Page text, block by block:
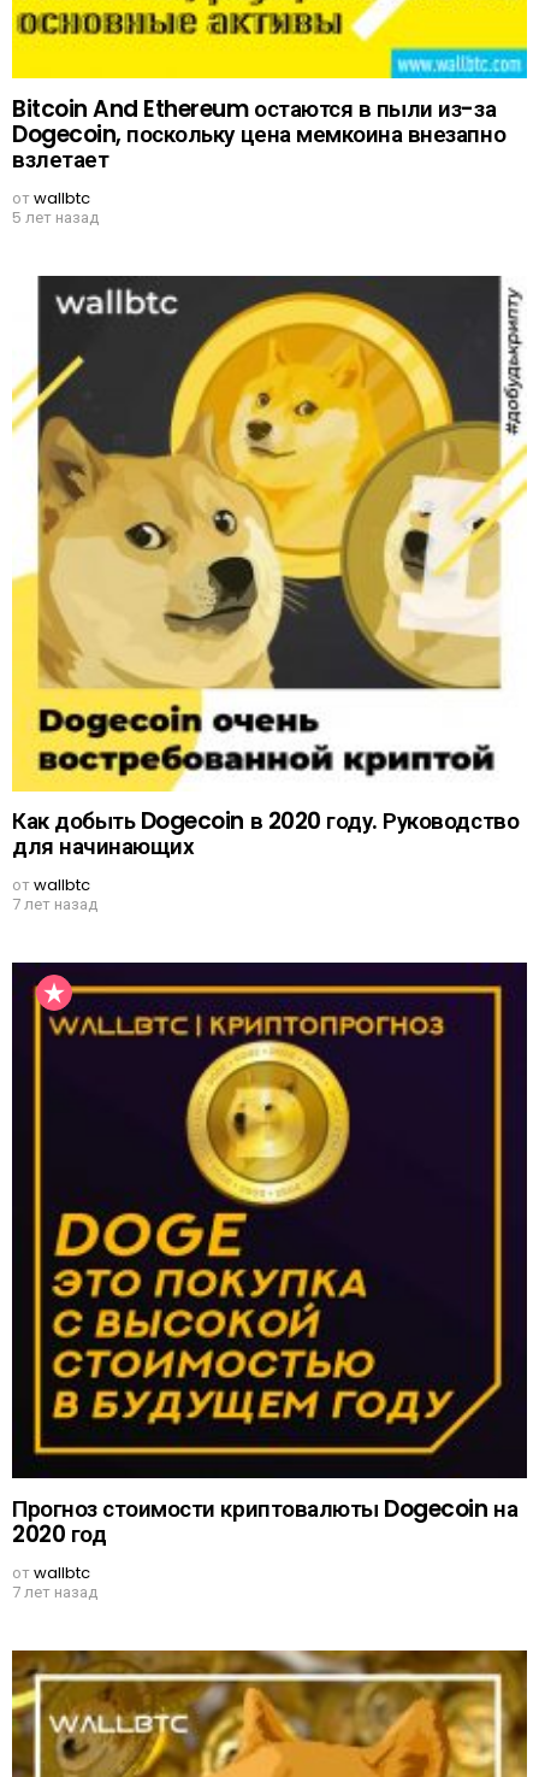
Bitcoin And Ethereum остаются в пыли из-за
Dogecoin, поскольку цена мемкоина внезапно
взлетает
отwallbtc
5 лет назад
Как добыть Dogecoin в 2020 году. Руководство
для начинающих
отwallbtc
7 лет назад
Прогноз стоимости криптовалюты Dogecoin на
2020 год
отwallbtc
7 лет назад